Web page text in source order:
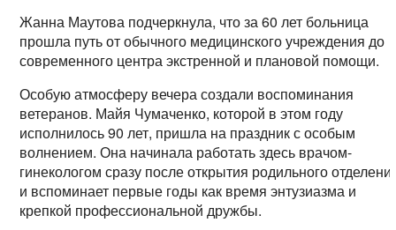
Жанна Маутова подчеркнула, что за 60 лет больница
прошла путь от обычного медицинского учреждения до
современного центра экстренной и плановой помощи.
Особую атмосферу вечера создали воспоминания
ветеранов. Майя Чумаченко, которой в этом году
исполнилось 90 лет, пришла на праздник с особым
волнением. Она начинала работать здесь врачом-
гинекологом сразу после открытия родильного
и вспоминает первые годы как время энтузиазма и
крепкой профессиональной дружбы.